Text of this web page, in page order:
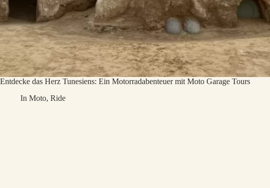
Entdecke das Herz Tunesiens: Ein Motorradabenteuer mit Moto Garage Tours
In Moto,Ride